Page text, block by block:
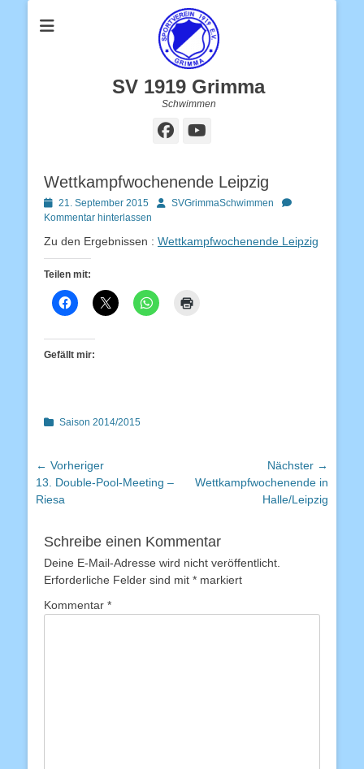
SV 1919 Grimma
Schwimmen
Facebook
Wettkampfwochenende Leipzig
Posted
on
21. September 2015 AutorSVGrimmaSchwimmen
Kommentar hinterlassen
Zu den Ergebnissen : Wettkampfwochenende Leipzig
Teilen mit:
Gefällt mir:
Kategorien
Saison 2014/2015
Beitragsnavigation
← Vorheriger
Vorheriger
Beitrag:
13. Double-Pool-Meeting –
Riesa
Nächster →
Nächster
Wettkampfwochenende in
Halle/Leipzig
Schreibe einen Kommentar
Deine E-Mail-Adresse wird nicht veröffentlicht.
Erforderliche Felder sind mit * markiert
Kommentar *